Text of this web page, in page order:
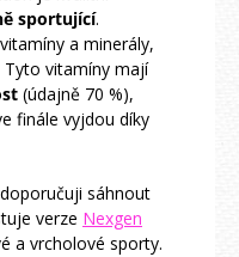
sportující.
a minerály,
Tyto vitamíny mají
(údajně 70 %),
finále vyjdou díky
sáhnout
verze Nexgen
a vrcholové sporty.